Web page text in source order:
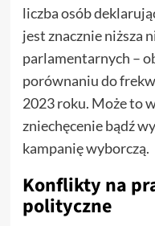
liczba osób
jest znacznie niższa
parlamentarnych –
porównaniu do
2023 roku. Może to
zniechęcenie bądź
kampanię wyborczą.
Konflikty na
polityczne